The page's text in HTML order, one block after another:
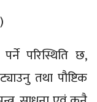
परिस्थिति छ,
तथा पौष्टिक